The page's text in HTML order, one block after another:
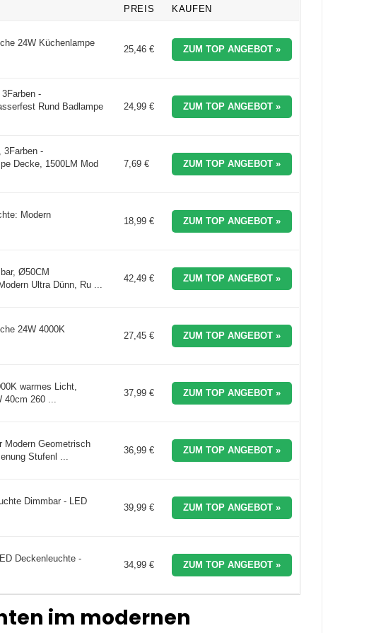
PREIS KAUFEN
24W Küchenlampe
25,46 € ZUM TOP ANGEBOT »
-
Rund Badlampe
24,99 € ZUM TOP ANGEBOT »
3Farben -
Decke, 1500LM Mod
7,69 € ZUM TOP ANGEBOT »
Modern
18,99 € ZUM TOP ANGEBOT »
Ø50CM
Ultra Dünn, Ru ...
42,49 € ZUM TOP ANGEBOT »
24W 4000K
27,45 € ZUM TOP ANGEBOT »
warmes Licht,
40cm 260 ...
37,99 € ZUM TOP ANGEBOT »
Modern Geometrisch
Stufenl ...
36,99 € ZUM TOP ANGEBOT »
Dimmbar - LED
39,99 € ZUM TOP ANGEBOT »
Deckenleuchte -
34,99 € ZUM TOP ANGEBOT »
im modernen